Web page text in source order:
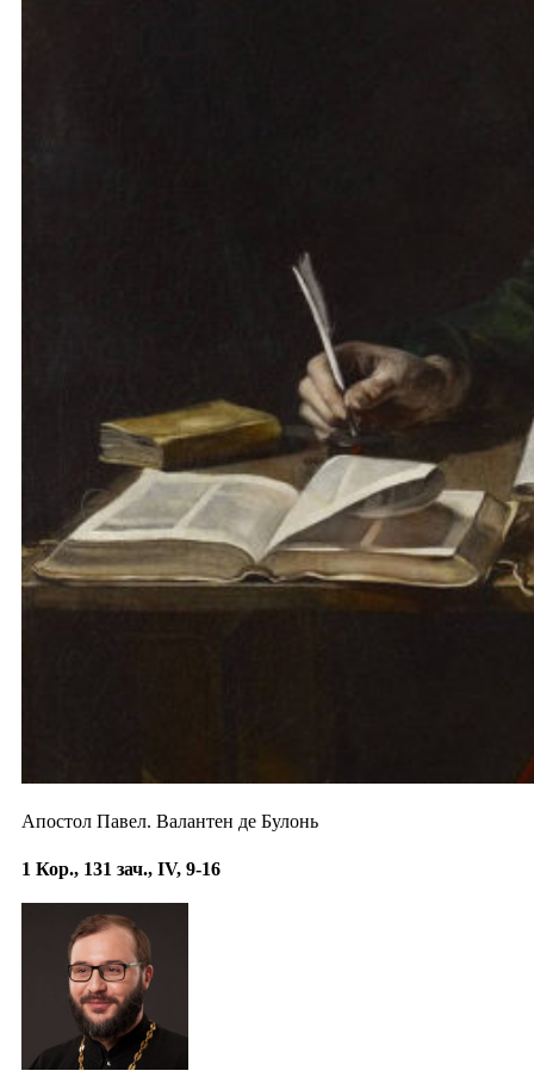
Апостол Павел. Валантен де Булонь
1 Кор., 131 зач., IV, 9-16